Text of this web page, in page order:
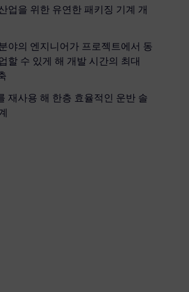
업을 위한 유연한 패키징 기계 개
야의 엔지니어가 프로젝트에서 동
할 수 있게 해 개발 시간의 최대
재사용 해 한층 효율적인 운반 솔